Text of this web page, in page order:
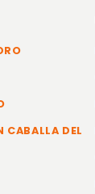
CABALLA DEL